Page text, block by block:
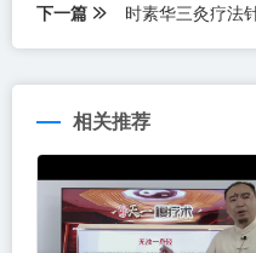
下一篇 时素华三灸疗法
相关推荐